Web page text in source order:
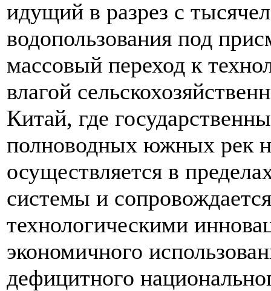
идущий в разрез с
водопользования под
массовый переход к
влагой
Китай, где
полноводных южных рек
осуществляется в
системы и
технологическими
экономичного
дефицитного